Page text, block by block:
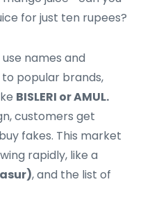
for just ten rupees?
names and
popular brands,
BISLERI or AMUL.
customers get
fakes. This market
rapidly, like a
, and the list of